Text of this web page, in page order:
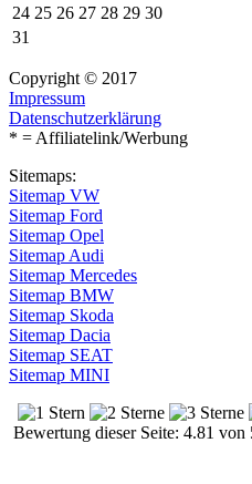
24 25 26 27 28 29 30
31
Copyright © 2017
Impressum
Datenschutzerklärung
* = Affiliatelink/Werbung
Sitemaps:
Sitemap VW
Sitemap Ford
Sitemap Opel
Sitemap Audi
Sitemap Mercedes
Sitemap BMW
Sitemap Skoda
Sitemap Dacia
Sitemap SEAT
Sitemap MINI
Bewertung dieser Seite: 4.81